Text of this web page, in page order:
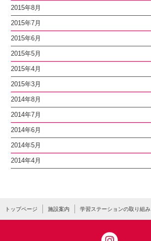
2015年8月
2015年7月
2015年6月
2015年5月
2015年4月
2015年3月
2014年8月
2014年7月
2014年6月
2014年5月
2014年4月
トップページ 施設案内 学習ステーションの取り組み